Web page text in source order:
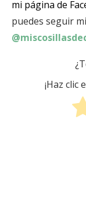
mi página de
puedes seguir
¡Haz